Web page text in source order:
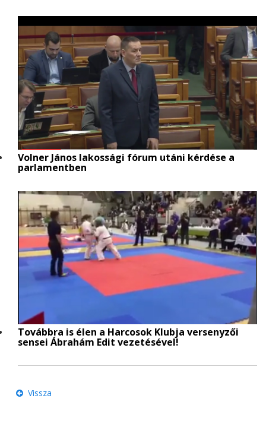
Volner János lakossági fórum utáni kérdése a
parlamentben
Továbbra is élen a Harcosok Klubja versenyzői
sensei Ábrahám Edit vezetésével!
Vissza